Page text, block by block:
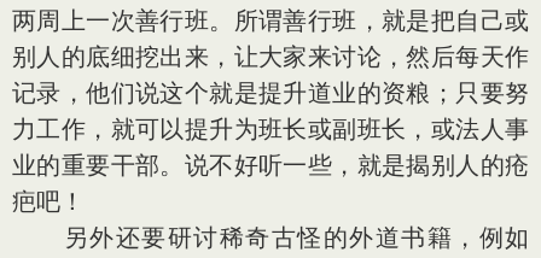
两周上一次善行班。所谓善行班，就是把自己或
别人的底细挖出来，让大家来讨论，然后每天作
记录，他们说这个就是提升道业的资粮；只要努
力工作，就可以提升为班长或副班长，或法人事
业的重要干部。说不好听一些，就是揭别人的疮
疤吧！
另外还要研讨稀奇古怪的外道书籍，例如